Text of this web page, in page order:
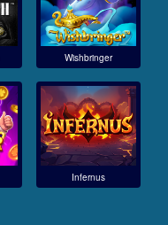
Wishbringer
Infernus